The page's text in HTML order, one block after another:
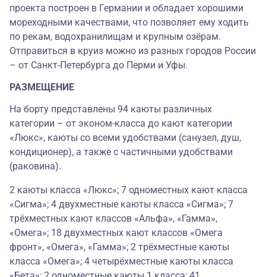
проекта построен в Германии и обладает хорошими
мореходными качествами, что позволяет ему ходить
по рекам, водохранилищам и крупным озёрам.
Отправиться в круиз можно из разных городов России
– от Санкт-Петербурга до Перми и Уфы.
РАЗМЕЩЕНИЕ
На борту представлены 94 каюты различных
категории – от эконом-класса до кают категории
«Люкс», каюты со всеми удобствами (санузел, душ,
кондиционер), а также с частичными удобствами
(раковина).
2 каюты класса «Люкс»; 7 одноместных кают класса
«Сигма»; 4 двухместные каюты класса «Сигма»; 7
трёхместных кают классов «Альфа», «Гамма»,
«Омега»; 18 двухместных кают классов «Омега
фронт», «Омега», «Гамма»; 2 трёхместные каюты
класса «Омега»; 4 четырёхместные каюты класса